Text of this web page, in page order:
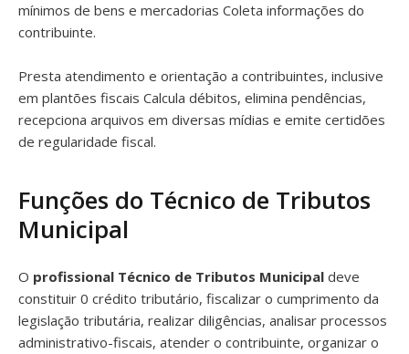
mínimos de bens e mercadorias Coleta informações do
contribuinte.
Presta atendimento e orientação a contribuintes, inclusive
em plantões fiscais Calcula débitos, elimina pendências,
recepciona arquivos em diversas mídias e emite certidões
de regularidade fiscal.
Funções do Técnico de Tributos
Municipal
O profissional Técnico de Tributos Municipal deve
constituir 0 crédito tributário, fiscalizar o cumprimento da
legislação tributária, realizar diligências, analisar processos
administrativo-fiscais, atender o contribuinte, organizar o